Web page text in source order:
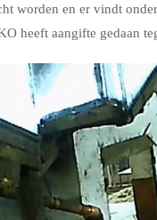
worden en er vindt
heeft aangifte gedaan